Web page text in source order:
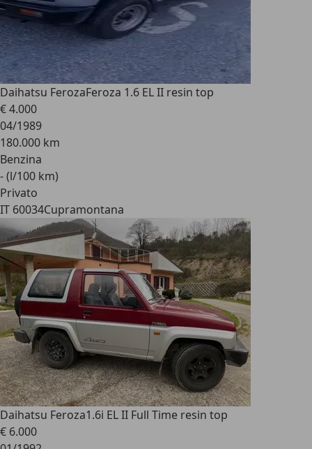
Daihatsu FerozaFeroza 1.6 EL II resin top
€ 4.000
04/1989
180.000 km
Benzina
- (l/100 km)
Privato
IT 60034Cupramontana
Daihatsu Feroza1.6i EL II Full Time resin top
€ 6.000